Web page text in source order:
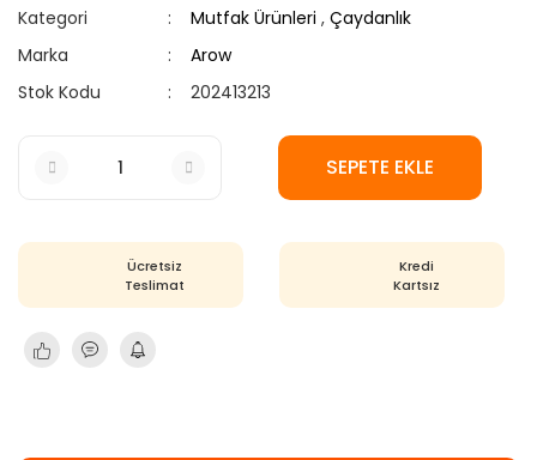
Kategori Mutfak Ürünleri ,Çaydanlık
Marka
Arow
Stok Kodu
202413213
SEPETE EKLE
Ücretsiz
Teslimat
Kredi
Kartsız